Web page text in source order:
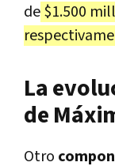
de$1.500
La
de
Otro